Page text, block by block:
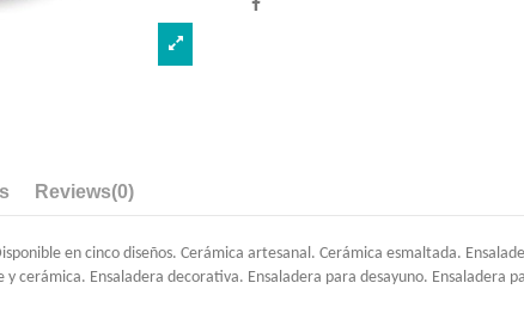
Reviews(0)
en cinco diseños. Cerámica artesanal. Cerámica esmaltada.
cerámica. Ensaladera decorativa. Ensaladera para desayuno.